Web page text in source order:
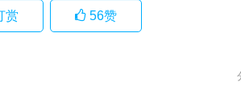
赏 56赞